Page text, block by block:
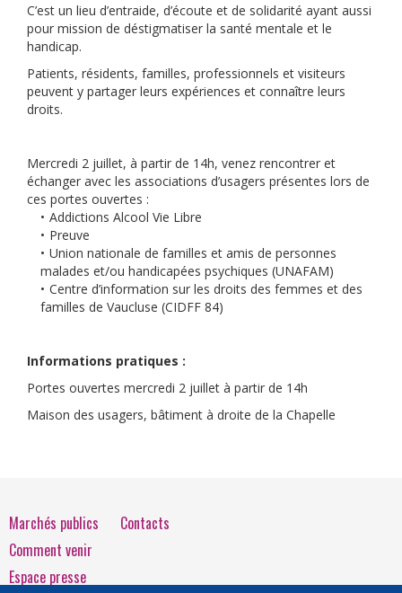
C’est un lieu d’entraide, d’écoute et de solidarité ayant aussi
pour mission de déstigmatiser la santé mentale et le
handicap.
Patients, résidents, familles, professionnels et visiteurs
peuvent y partager leurs expériences et connaître leurs
droits.
Mercredi 2 juillet, à partir de 14h, venez rencontrer et
échanger avec les associations d’usagers présentes lors de
ces portes ouvertes :
Addictions Alcool Vie Libre
Preuve
Union nationale de familles et amis de personnes
malades et/ou handicapées psychiques (UNAFAM)
Centre d’information sur les droits des femmes et des
familles de Vaucluse (CIDFF 84)
Informations pratiques :
Portes ouvertes mercredi 2 juillet à partir de 14h
Maison des usagers, bâtiment à droite de la Chapelle
Marchés publics
Contacts
Comment venir
Espace presse